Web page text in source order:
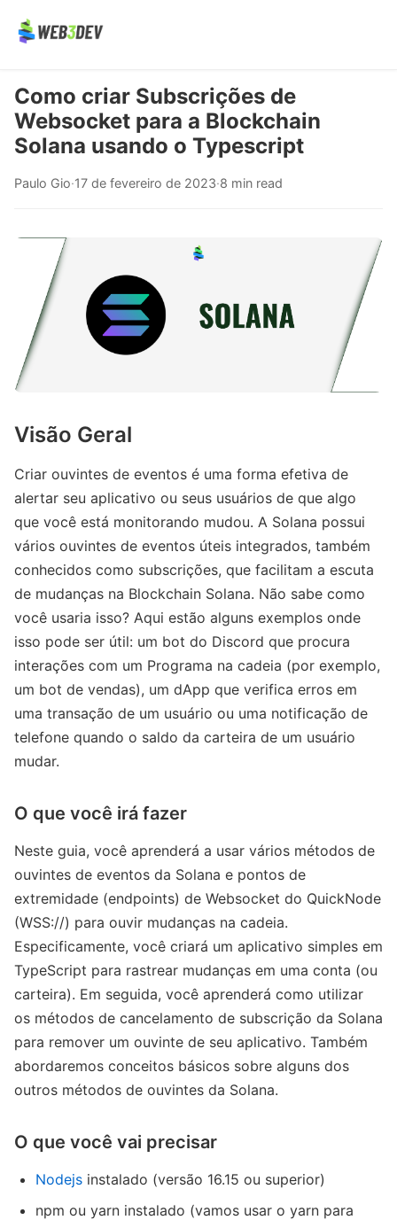
Como criar Subscrições de
Websocket para a Blockchain
Solana usando o Typescript
Paulo Gio·17 de fevereiro de 2023·8 min read
Visão Geral
Criar ouvintes de eventos é uma forma efetiva de
alertar seu aplicativo ou seus usuários de que algo
que você está monitorando mudou. A Solana possui
vários ouvintes de eventos úteis integrados, também
conhecidos como subscrições, que facilitam a escuta
de mudanças na Blockchain Solana. Não sabe como
você usaria isso? Aqui estão alguns exemplos onde
isso pode ser útil: um bot do Discord que procura
interações com um Programa na cadeia (por exemplo,
um bot de vendas), um dApp que verifica erros em
uma transação de um usuário ou uma notificação de
telefone quando o saldo da carteira de um usuário
mudar.
O que você irá fazer
Neste guia, você aprenderá a usar vários métodos de
ouvintes de eventos da Solana e pontos de
extremidade (endpoints) de Websocket do QuickNode
(WSS://) para ouvir mudanças na cadeia.
Especificamente, você criará um aplicativo simples em
TypeScript para rastrear mudanças em uma conta (ou
carteira). Em seguida, você aprenderá como utilizar
os métodos de cancelamento de subscrição da Solana
para remover um ouvinte de seu aplicativo. Também
abordaremos conceitos básicos sobre alguns dos
outros métodos de ouvintes da Solana.
​​O que você vai precisar
Nodejs instalado (versão 16.15 ou superior)
npm ou yarn instalado (vamos usar o yarn para